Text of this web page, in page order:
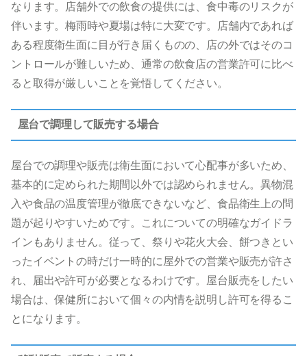
なります。店舗外での飲食の提供には、食中毒のリスクが
伴います。梅雨時や夏場は特に大変です。店舗内であれば
ある程度衛生面に目が行き届くものの、店の外ではそのコ
ントロールが難しいため、通常の飲食店の営業許可に比べ
ると取得が厳しいことを覚悟してください。
屋台で調理して販売する場合
屋台での調理や販売は衛生面において心配事が多いため、
基本的に定められた期間以外では認められません。異物混
入や食品の温度管理が徹底できないなど、食品衛生上の問
題が起りやすいためです。これについての明確なガイドラ
インもありません。従って、祭りや花火大会、餅つきとい
ったイベントの時だけ一時的に屋外での営業や販売が許さ
れ、届出や許可が必要となるわけです。屋台販売をしたい
場合は、保健所において個々の内情を説明し許可を得るこ
とになります。